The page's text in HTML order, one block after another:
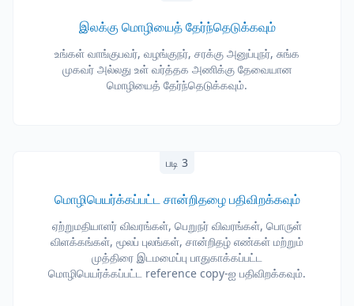
இலக்கு மொழியைத் தேர்ந்தெடுக்கவும்
உங்கள் வாங்குபவர், வழங்குநர், சரக்கு அனுப்புநர், சுங்க
முகவர் அல்லது உள் வர்த்தக அணிக்கு தேவையான
மொழியைத் தேர்ந்தெடுக்கவும்.
படி 3
மொழிபெயர்க்கப்பட்ட சான்றிதழை பதிவிறக்கவும்
ஏற்றுமதியாளர் விவரங்கள், பெறுநர் விவரங்கள், பொருள்
விளக்கங்கள், மூலப் புலங்கள், சான்றிதழ் எண்கள் மற்றும்
முத்திரை இடமமைப்பு பாதுகாக்கப்பட்ட
மொழிபெயர்க்கப்பட்ட reference copy-ஐ பதிவிறக்கவும்.